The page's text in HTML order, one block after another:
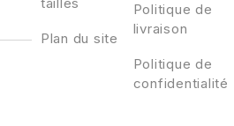
Plan du site
Politique de
livraison
Politique de
confidentialité